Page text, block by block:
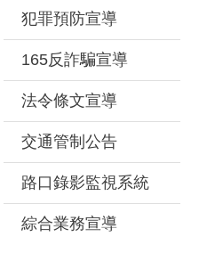
犯罪預防宣導
165反詐騙宣導
法令條文宣導
交通管制公告
路口錄影監視系統
綜合業務宣導